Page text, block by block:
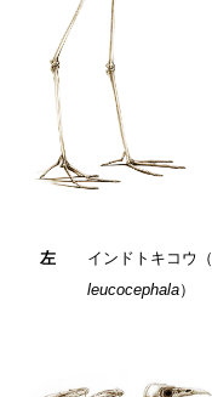
左 インドトキコウ（
leucocephala）